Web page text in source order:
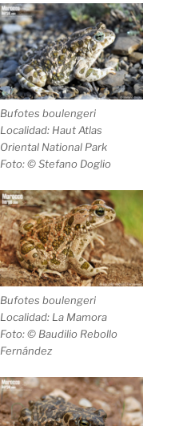
Bufotes boulengeri
Localidad: Haut Atlas
Oriental National Park
Foto: © Stefano Doglio
Bufotes boulengeri
Localidad: La Mamora
Foto: © Baudilio Rebollo
Fernández